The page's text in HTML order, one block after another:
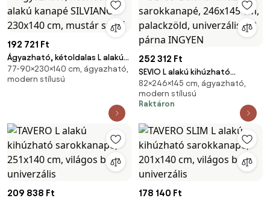
192 721 Ft
Ágyazható, kétoldalas L alakú
kanapé SILVIANO 230x140 cm,
mustár színű
77-90×230×140 cm, ágyazható,
modern stílusú
252 312 Ft
SEVIO L alakú kihúzható
sarokkanapé, 246x145 cm,
palackzöld, univerzális + 2
párna INGYEN
82×246×145 cm, ágyazható,
modern stílusú
Raktáron
209 838 Ft 178 140 Ft